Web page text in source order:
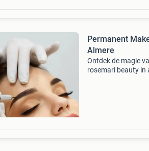
Permanent
Almere
Ontdek de magie
rosemari beauty in